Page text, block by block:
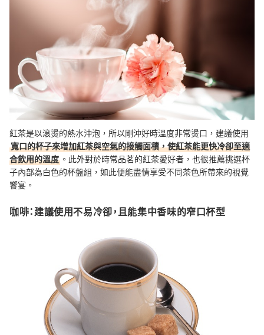
紅茶是以滾燙的熱水沖泡，所以剛沖好時溫度非常燙口，建議使用
寬口的杯子來增加紅茶與空氣的接觸面積，使紅茶能更快冷卻至適
合飲用的溫度 。此外對於時常品茗的紅茶愛好者，也很推薦挑選杯
子內部為白色的杯盤組，如此便能盡情享受不同茶色所帶來的視覺
饗宴。
咖啡：建議使用不易冷卻，且能集中香味的窄口杯型